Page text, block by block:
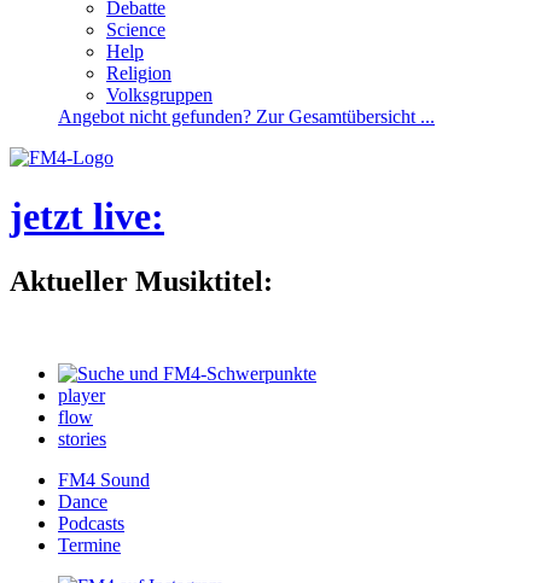
Debatte
Science
Help
Religion
Volksgruppen
Angebotnichtgefunden?ZurGesamtübersicht...
jetztlive:
AktuellerMusiktitel:
player
flow
stories
FM4Sound
Dance
Podcasts
Termine